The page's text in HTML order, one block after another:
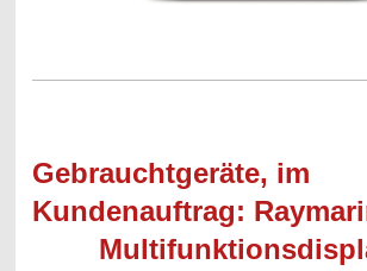
Gebrauchtgeräte, im
Kundenauftrag: